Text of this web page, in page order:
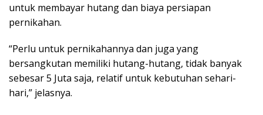
untuk membayar hutang dan biaya persiapan
pernikahan.
“Perlu untuk pernikahannya dan juga yang
bersangkutan memiliki hutang-hutang, tidak banyak
sebesar 5 Juta saja, relatif untuk kebutuhan sehari-
hari,” jelasnya.